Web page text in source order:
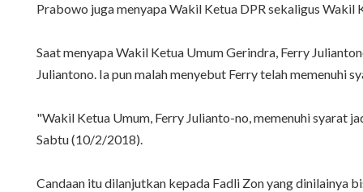
Prabowo juga menyapa Wakil Ketua DPR sekaligus
Saat menyapa Wakil Ketua Umum Gerindra, Ferry
Juliantono. Ia pun malah menyebut Ferry telah memenuhi
"Wakil Ketua Umum, Ferry Julianto-no, memenuhi syarat
Sabtu (10/2/2018).
Candaan itu dilanjutkan kepada Fadli Zon yang dinilainya